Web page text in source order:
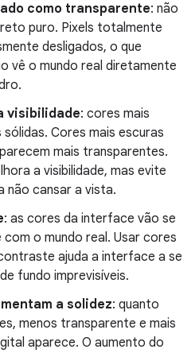
como transparente: não
puro. Pixels totalmente
desligados, o que
vê o mundo real diretamente
visibilidade: cores mais
Cores mais escuras
mais transparentes.
a visibilidade, mas evite
não cansar a vista.
: as cores da interface vão se
o mundo real. Usar cores
ajuda a interface a se
fundo imprevisíveis.
a solidez: quanto
menos transparente e mais
aparece. O aumento do